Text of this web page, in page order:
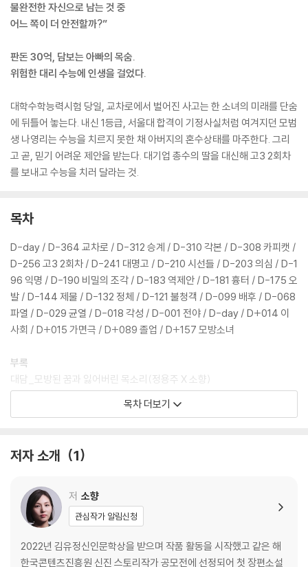
불완전한 자신으로 남는 것 중
어느 쪽이 더 안전할까?”
판돈 30억, 담보는 아빠의 목숨.
위험한 대리 수능에 인생을 걸었다.
대학수학능력시험 당일, 교차로에서 벌어진 사고는 한 소녀의 미래를 단숨
에 뒤틀어 놓는다. 내신 1등급, 서울대 합격이 기정사실처럼 여겨지던 모범
생 나영리는 수능을 치르지 못한 채 아버지의 혼수상태를 마주한다. 그리
고 곧, 믿기 어려운 제안을 받는다. 대기업 총수의 딸을 대신해 고3 2회차
를 보내고 수능을 치러 달라는 것.
목차
D-day / D-364 교차로 / D-312 승계 / D-310 각본 / D-308 카피캣 /
D-256 고3 2회차 / D-241 대명고 / D-210 시선들 / D-203 의심 / D-1
96 익명 / D-190 비밀의 조각 / D-183 역제안 / D-181 흉터 / D-175 오
발 / D-144 제물 / D-132 정체 / D-121 불청객 / D-099 배후 / D-068
파열 / D-029 균열 / D-018 각성 / D-001 전야 / D-day / D+014 이
사회 / D+015 가면극 / D+089 졸업 / D+157 모방소녀
부록
대담_모방된 꿈과 잃어버린 목소리(정용주 X 소향)
작가 에세이_완벽한 타인이 되려는 사람들(소향)
사이드 뷰_신분제 이후 부모의 계급은 어떻게 대물림되는가(노명우)
목차 더보기
저자 소개 1
저 소향
관심작가 알림신청
2022년 김유정신인문학상을 받으며 작품 활동을 시작했고 같은 해
한국콘텐츠진흥원 신진 스토리작가 공모전에 선정되어 첫 장편소설